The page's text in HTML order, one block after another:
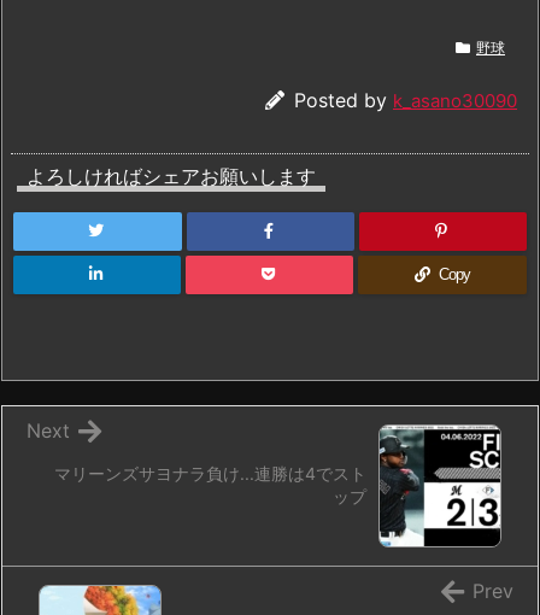
野球
Posted by k_asano30090
よろしければシェアお願いします
Copy
マリーンズサヨナラ負け...連勝は4でスト
ップ
Next
Prev